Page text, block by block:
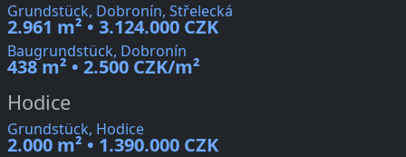
Grundstück, Dobronín, Střelecká
2.961 m² • 3.124.000 CZK
Baugrundstück, Dobronín
438 m² • 2.500 CZK/m²
Hodice
Grundstück, Hodice
2.000 m² • 1.390.000 CZK